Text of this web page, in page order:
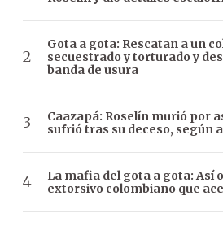
Gota a gota: Rescatan a un
secuestrado y torturado y
banda de usura
Caazapá: Roselín murió por
sufrió tras su deceso, según
La mafia del gota a gota: Así
extorsivo colombiano que